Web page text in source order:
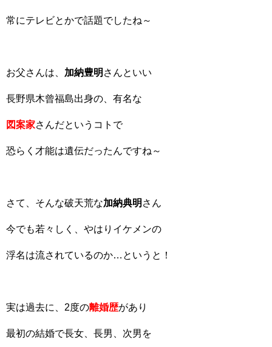
常にテレビとかで話題でしたね～
お父さんは、 加納豊明 さんといい
長野県木曾福島出身の、有名な
図案家さんだというコトで
恐らく才能は遺伝だったんですね～
さて、そんな破天荒な加納典明 さん
今でも若々しく、やはりイケメンの
浮名は流されているのか…というと！
実は過去に、2度の離婚歴があり
最初の結婚で長女、長男、次男を